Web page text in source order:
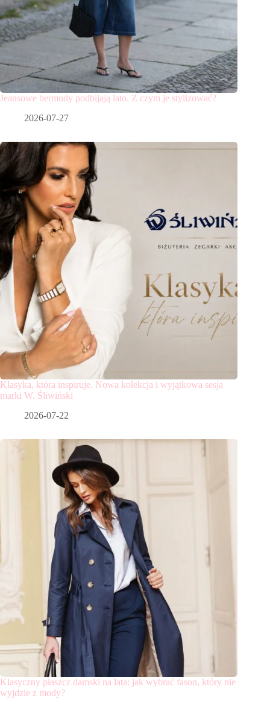
Jeansowe bermudy podbijają lato. Z czym je stylizować?
2026-07-27
Klasyka, która inspiruje. Nowa kolekcja i wyjątkowa sesja
marki W. Śliwiński
2026-07-22
Klasyczny płaszcz damski na lata: jak wybrać fason, który nie
wyjdzie z mody?